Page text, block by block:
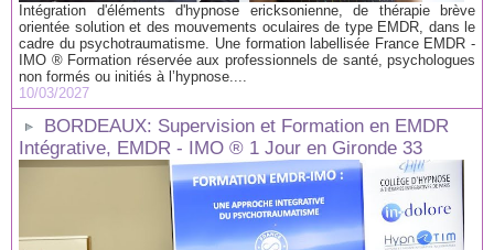
Intégration d'éléments d'hypnose ericksonienne, de thérapie brève
orientée solution et des mouvements oculaires de type EMDR, dans le
cadre du psychotraumatisme. Une formation labellisée France EMDR -
IMO ® Formation réservée aux professionnels de santé, psychologues
non formés ou initiés à l’hypnose....
10/03/2027
BORDEAUX: Supervision et Formation en EMDR
Intégrative, EMDR - IMO ® 1 Jour en Gironde 33